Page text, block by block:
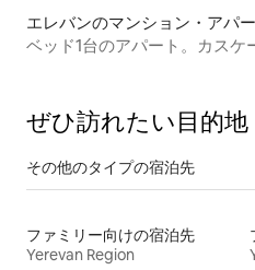
エレバンのマンション・アパ
ベッド1台のアパート。カスケ
ぜひ訪⁠れ⁠た⁠い目⁠的⁠地
その他のタ⁠イ⁠プ⁠の宿⁠泊⁠先
ファミリー向けの宿泊先
Yerevan Region